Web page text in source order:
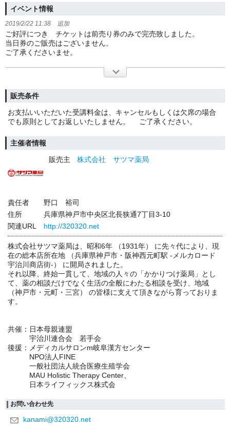
イベント情報
2019/2/22 11:38 追加
ご好評につき チケットは前売り券のみで完売致しました。
当日券のご販売はございません。
ご了承くださいませ。
販売条件
お支払いいただいた受講料金は、キャンセルもしくは欠席の場合
でも原則としてお返しいたしません。 ご了承ください。
主催者情報
販売主
株式会社 サツマ薬局
責任者
野口 裕司
住所
兵庫県神戸市中央区北長狭通7丁目3-10
関連URL
http://320320.net
株式会社サツマ薬局は、昭和6年 （1931年） に先々代により、現
在の総本店所在地 （兵庫県神戸市・阪神西元町駅 -メルカロード
宇治川商店街-） に開局されました。
それ以降、終始一貫して、地域の人々の「かかりつけ薬局」とし
て、薬の相談だけでなく生活の全般にわたる相談を受け、地域
（神戸市・元町・三宮） の皆様に支えて頂きながら育っておりま
す。
共催：日本母親連盟
宇治川連合会 若手会
後援：メディカルサロンm岐阜漢方センター
NPO法人FINE
一般社団法人統合医療生殖学会
MAU Holistic Therapy Center、
日本ライフィックス株式会
お問い合わせ先
kanami@320320.net